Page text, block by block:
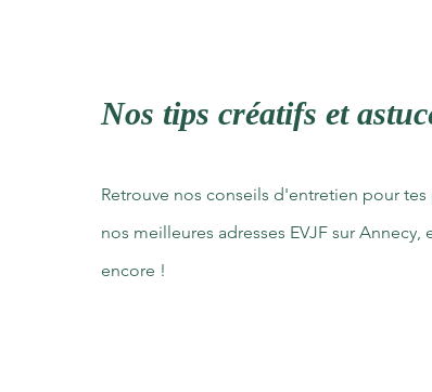
Nos tips créatifs et
Retrouve nos conseils d'entretien pour tes
nos meilleures adresses EVJF sur Annecy,
encore !